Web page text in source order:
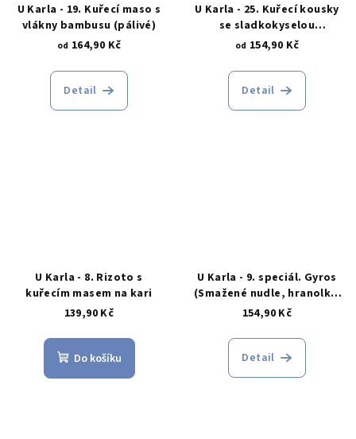
U Karla - 19. Kuřecí maso s
vlákny bambusu (pálivé)
od 164,90 Kč
Detail
U Karla - 25. Kuřecí kousky
se sladkokyselou
omáčkou, rýže
od 154,90 Kč
Detail
U Karla - 8. Rizoto s
kuřecím masem na kari
139,90 Kč
Do košíku
U Karla - 9. speciál. Gyros
(Smažené nudle, hranolky,
rýže) s gyrosem
154,90 Kč
Detail